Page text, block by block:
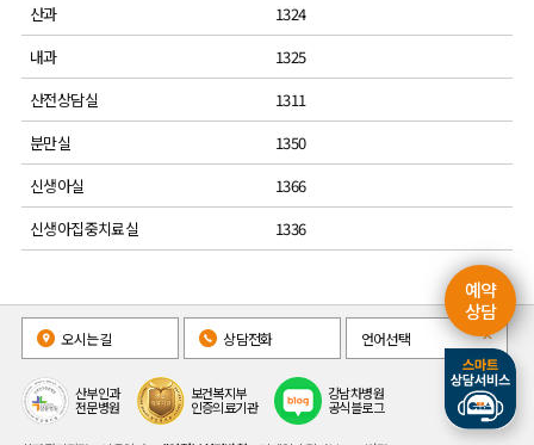
산과
1324
내과
1325
산전상담실
1311
분만실
1350
신생아실
1366
신생아집중치료실
1336
예약
상담
오시는길 상담전화 언어선택
산부인과
전문병원
보건복지부
인증의료기관
강남차병원
공식블로그